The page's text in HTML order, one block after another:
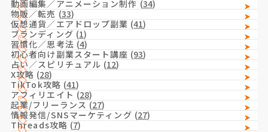
動画編集／アニメーション制作 (34)
物販／転売 (33)
仮想通貨／エアドロップ副業 (41)
ブランディング (1)
習慣化／思考法 (4)
初心者向け副業スタート講座 (93)
占い／スピリチュアル (12)
X攻略 (28)
TikTok攻略 (41)
アフィリエイト (28)
起業/フリーランス (27)
情報発信/SNSマーケティング (27)
Threads攻略 (7)